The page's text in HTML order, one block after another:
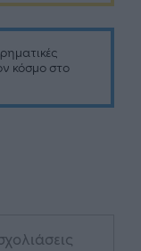
κόσμο στο